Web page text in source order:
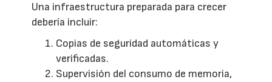
Una infraestructura preparada para crecer
debería incluir:
Copias de seguridad automáticas y
verificadas.
Supervisión del consumo de memoria,